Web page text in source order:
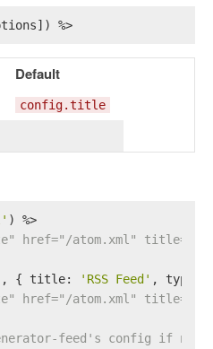
%>
Default
config.title
) %>
atom.xml"
, { title: 'RSS Feed' , type
atom.xml"
feed's config if no